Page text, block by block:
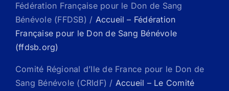
Fédération Française pour le Don de Sang
Bénévole (FFDSB) / Accueil – Fédération
Française pour le Don de Sang Bénévole
(ffdsb.org)
Comité Régional d’Ile de France pour le Don de
Sang Bénévole (CRIdF) / Accueil – Le Comité